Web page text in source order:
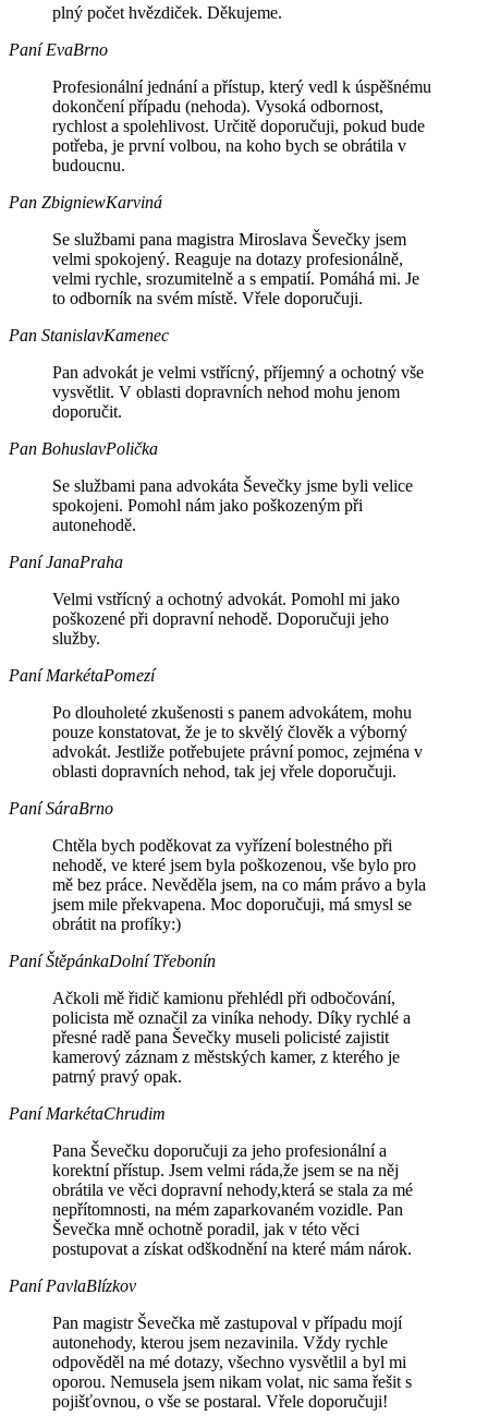
plný počet hvězdiček. Děkujeme.
Paní EvaBrno
Profesionální jednání a přístup, který vedl k úspěšnému
dokončení případu (nehoda). Vysoká odbornost,
rychlost a spolehlivost. Určitě doporučuji, pokud bude
potřeba, je první volbou, na koho bych se obrátila v
budoucnu.
Pan ZbigniewKarviná
Se službami pana magistra Miroslava Ševečky jsem
velmi spokojený. Reaguje na dotazy profesionálně,
velmi rychle, srozumitelně a s empatií. Pomáhá mi. Je
to odborník na svém místě. Vřele doporučuji.
Pan StanislavKamenec
Pan advokát je velmi vstřícný, příjemný a ochotný vše
vysvětlit. V oblasti dopravních nehod mohu jenom
doporučit.
Pan BohuslavPolička
Se službami pana advokáta Ševečky jsme byli velice
spokojeni. Pomohl nám jako poškozeným při
autonehodě.
Paní JanaPraha
Velmi vstřícný a ochotný advokát. Pomohl mi jako
poškozené při dopravní nehodě. Doporučuji jeho
služby.
Paní MarkétaPomezí
Po dlouholeté zkušenosti s panem advokátem, mohu
pouze konstatovat, že je to skvělý člověk a výborný
advokát. Jestliže potřebujete právní pomoc, zejména v
oblasti dopravních nehod, tak jej vřele doporučuji.
Paní SáraBrno
Chtěla bych poděkovat za vyřízení bolestného při
nehodě, ve které jsem byla poškozenou, vše bylo pro
mě bez práce. Nevěděla jsem, na co mám právo a byla
jsem mile překvapena. Moc doporučuji, má smysl se
obrátit na profíky:)
Paní ŠtěpánkaDolní Třebonín
Ačkoli mě řidič kamionu přehlédl při odbočování,
policista mě označil za viníka nehody. Díky rychlé a
přesné radě pana Ševečky museli policisté zajistit
kamerový záznam z městských kamer, z kterého je
patrný pravý opak.
Paní MarkétaChrudim
Pana Ševečku doporučuji za jeho profesionální a
korektní přístup. Jsem velmi ráda,že jsem se na něj
obrátila ve věci dopravní nehody,která se stala za mé
nepřítomnosti, na mém zaparkovaném vozidle. Pan
Ševečka mně ochotně poradil, jak v této věci
postupovat a získat odškodnění na které mám nárok.
Paní PavlaBlízkov
Pan magistr Ševečka mě zastupoval v případu mojí
autonehody, kterou jsem nezavinila. Vždy rychle
odpověděl na mé dotazy, všechno vysvětlil a byl mi
oporou. Nemusela jsem nikam volat, nic sama řešit s
pojišťovnou, o vše se postaral. Vřele doporučuji!